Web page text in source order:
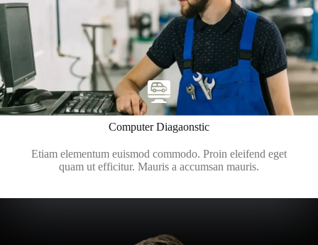
Computer Diagaonstic
Etiam elementum euismod commodo. Proin eleifend eget
quam ut efficitur. Mauris a accumsan mauris.